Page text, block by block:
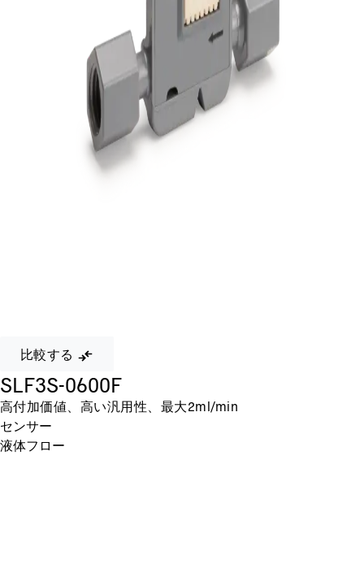
比較する
SLF3S-0600F
高付加価値、高い汎用性、最大2ml/min
センサー
液体フロー